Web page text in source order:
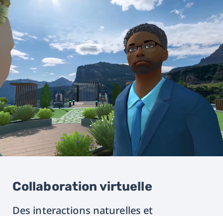
Collaboration virtuelle
Des interactions naturelles et